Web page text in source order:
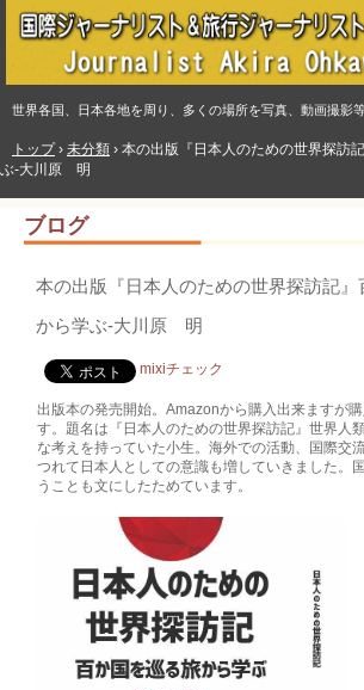
世界各国、日本各地を周り、多くの場所を写真、動画撮影
トップ› 未分類 › 本の出版『日本人のための世界探訪
ぶ‐大川原 明
ブログ
本の出版『日本人のための世界探訪記』
から学ぶ‐大川原 明
mixiチェック
出版本の発売開始。Amazonから購入出来ますが
す。題名は『日本人のための世界探訪記』世界人
な考えを持っていた小生。海外での活動、国際交
つれて日本人としての意識も増していきました。
うことも文にしたためています。